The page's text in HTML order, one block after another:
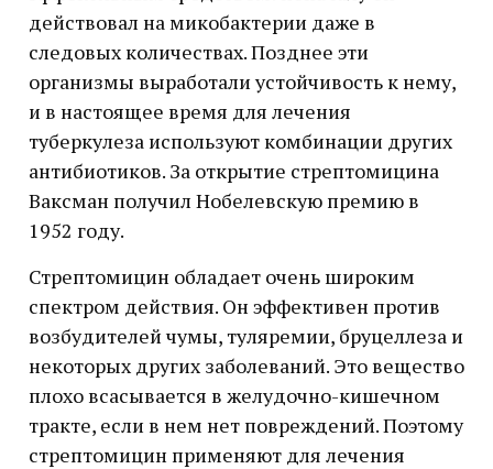
действовал на микобактерии даже в
следовых количествах. Позднее эти
организмы выработали устойчивость к нему,
и в настоящее время для лечения
туберкулеза используют комбинации других
антибиотиков. За открытие стрептомицина
Ваксман получил Нобелевскую премию в
1952 году.
Стрептомицин обладает очень широким
спектром действия. Он эффективен против
возбудителей чумы, туляремии, бруцеллеза и
некоторых других заболеваний. Это вещество
плохо всасывается в желудочно-кишечном
тракте, если в нем нет повреждений. Поэтому
стрептомицин применяют для лечения